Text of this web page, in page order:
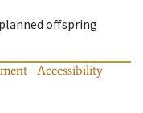
offspring
Accessibility